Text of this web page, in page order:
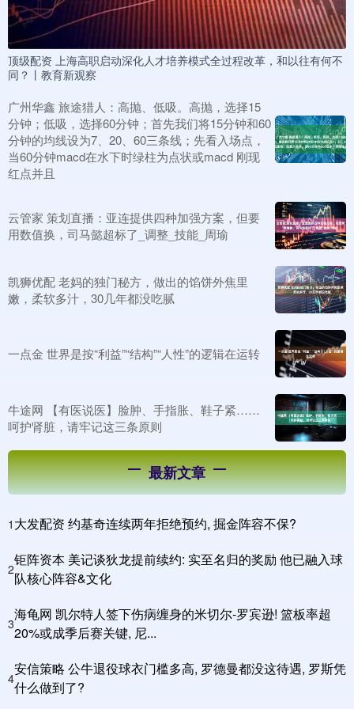
顶级配资 上海高职启动深化人才培养模式全过程改革，和以往有何不
同？丨教育新观察
广州华鑫 旅途猎人：高抛、低吸。高抛，选择15
分钟；低吸，选择60分钟；首先我们将15分钟和60
分钟的均线设为7、20、60三条线；先看入场点，
当60分钟macd在水下时绿柱为点状或macd 刚现
红点并且
云管家 策划直播：亚连提供四种加强方案，但要
用数值换，司马懿超标了_调整_技能_周瑜
凯狮优配 老妈的独门秘方，做出的馅饼外焦里
嫩，柔软多汁，30几年都没吃腻
一点金 世界是按“利益”“结构”“人性”的逻辑在运转
牛途网 【有医说医】脸肿、手指胀、鞋子紧……
呵护肾脏，请牢记这三条原则
最新文章
1 大发配资 约基奇连续两年拒绝预约, 掘金阵容不保?
2
钜阵资本 美记谈狄龙提前续约: 实至名归的奖励 他已融入球
队核心阵容&文化
3
海龟网 凯尔特人签下伤病缠身的米切尔-罗宾逊! 篮板率超
20%或成季后赛关键, 尼...
4
安信策略 公牛退役球衣门槛多高, 罗德曼都没这待遇, 罗斯凭
什么做到了?